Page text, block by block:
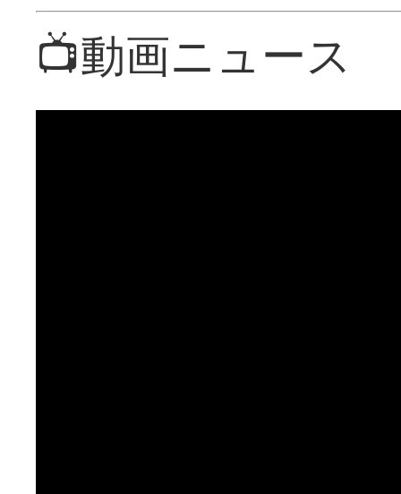
📺動画ニュース